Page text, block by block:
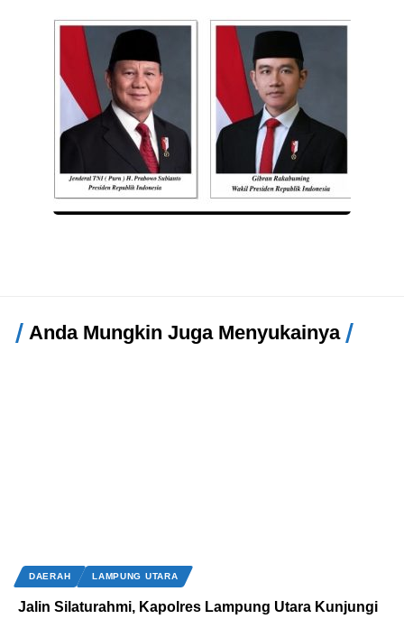
Anda Mungkin Juga Menyukainya
DAERAH LAMPUNG UTARA
Jalin Silaturahmi, Kapolres Lampung Utara Kunjungi